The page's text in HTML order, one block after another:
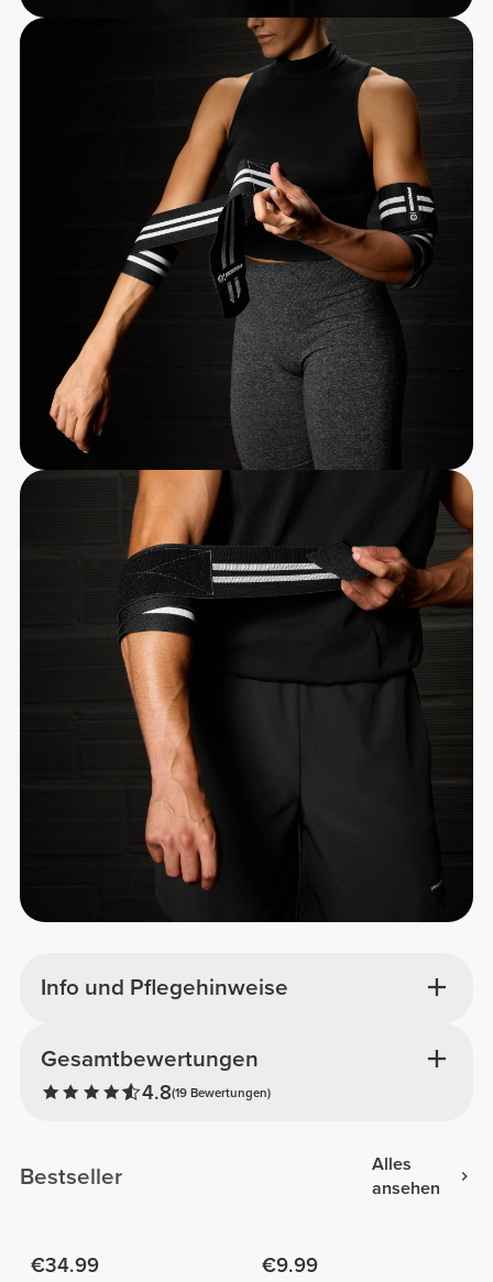
Info und Pflegehinweise
Gesamtbewertungen
4.8(19 Bewertungen)
Bestseller
Alles
ansehen
€34.99 €9.99